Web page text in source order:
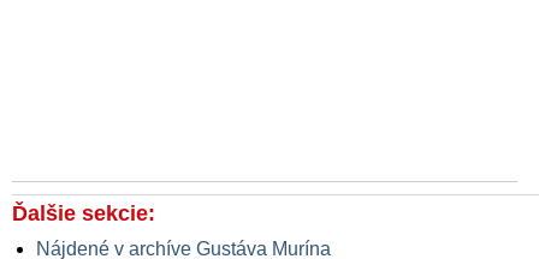
Ďalšie sekcie:
Nájdené v archíve Gustáva Murína